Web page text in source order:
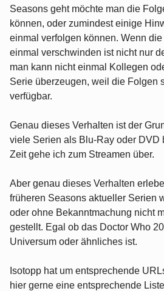
Seasons geht möchte man die
können, oder zumindest einige
einmal verfolgen können. Wenn
einmal verschwinden ist nicht nur
man kann nicht einmal Kollegen
Serie überzeugen, weil die Folgen
verfügbar.
Genau dieses Verhalten ist der
viele Serien als Blu-Ray oder DVD
Zeit gehe ich zum Streamen über.
Aber genau dieses Verhalten
früheren Seasons aktueller Serien
oder ohne Bekanntmachung nicht
gestellt. Egal ob das Doctor Who
Universum oder ähnliches ist.
Isotopp hat um entsprechende
hier gerne eine entsprechende